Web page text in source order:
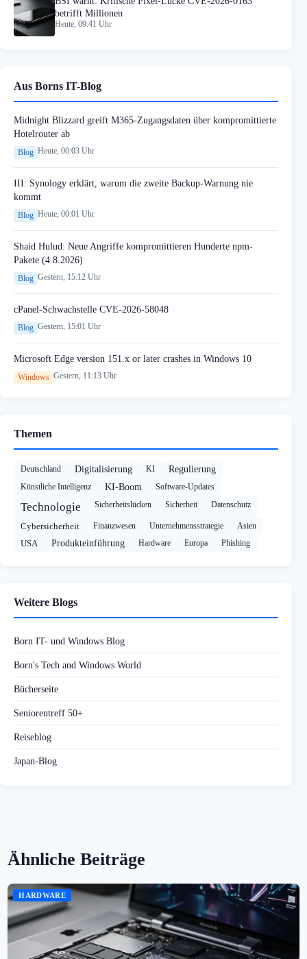
betrifft Millionen
Heute, 09:41 Uhr
Aus Borns IT-Blog
Midnight Blizzard greift M365-Zugangsdaten über kompromittierte
Hotelrouter ab
Blog Heute, 00:03 Uhr
III: Synology erklärt, warum die zweite Backup-Warnung nie
kommt
Blog Heute, 00:01 Uhr
Shaid Hulud: Neue Angriffe kompromittieren Hunderte npm-
Pakete (4.8.2026)
Blog Gestern, 15:12 Uhr
cPanel-Schwachstelle CVE-2026-58048
Blog Gestern, 15:01 Uhr
Microsoft Edge version 151.x or later crashes in Windows 10
Windows Gestern, 11:13 Uhr
Themen
Deutschland Digitalisierung KI Regulierung
Künstliche Intelligenz KI-Boom Software-Updates
Technologie Sicherheitslücken Sicherheit Datenschutz
Cybersicherheit Finanzwesen Unternehmensstrategie Asien
USA Produkteinführung Hardware Europa Phishing
Weitere Blogs
Born IT- und Windows Blog
Born's Tech and Windows World
Bücherseite
Seniorentreff 50+
Reiseblog
Japan-Blog
Ähnliche Beiträge
HARDWARE